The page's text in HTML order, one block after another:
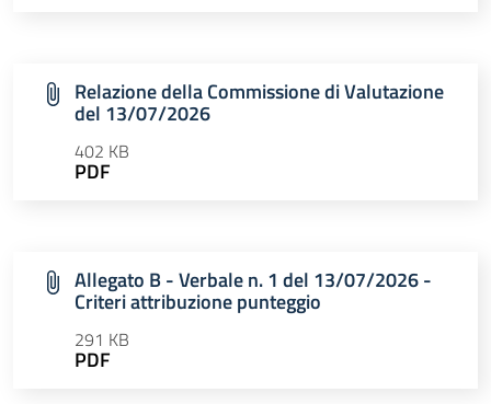
Relazione della Commissione di Valutazione
del 13/07/2026
402 KB
PDF
Allegato B - Verbale n. 1 del 13/07/2026 -
Criteri attribuzione punteggio
291 KB
PDF